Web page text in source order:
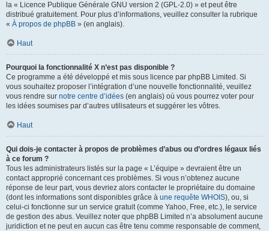
la « Licence Publique Générale GNU version 2 (GPL-2.0) » et peut être
distribué gratuitement. Pour plus d’informations, veuillez consulter la rubrique
« À propos de phpBB » (en anglais).
Haut
Pourquoi la fonctionnalité X n’est pas disponible ?
Ce programme a été développé et mis sous licence par phpBB Limited. Si
vous souhaitez proposer l’intégration d’une nouvelle fonctionnalité, veuillez
vous rendre sur notre centre d’idées (en anglais) où vous pourrez voter pour
les idées soumises par d’autres utilisateurs et suggérer les vôtres.
Haut
Qui dois-je contacter à propos de problèmes d’abus ou d’ordres légaux liés
à ce forum ?
Tous les administrateurs listés sur la page « L’équipe » devraient être un
contact approprié concernant ces problèmes. Si vous n’obtenez aucune
réponse de leur part, vous devriez alors contacter le propriétaire du domaine
(dont les informations sont disponibles grâce à une requête WHOIS), ou, si
celui-ci fonctionne sur un service gratuit (comme Yahoo, Free, etc.), le service
de gestion des abus. Veuillez noter que phpBB Limited n’a absolument aucune
juridiction et ne peut en aucun cas être tenu comme responsable de comment,